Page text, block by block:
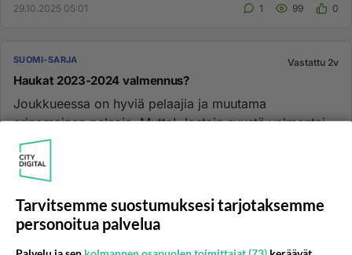
29.10.2025 05:01 1 99 0
SUOMI-SARJA Vastattu 2v
Haukat 2023-2024 valmennus?
Joukkueessa on hyviä pelaajia ja muutama
erinomainen pelaaja. Mutta! Jostain syystä valmentaja
ei näe eikä kuule! onhan ...
27.01.2024 19:15
SUOMI-SARJA Vastattu 3v
Varkaus Eagles Amerikasta
Tarvitsemme suostumuksesi tarjotaksemme
personoitua palvelua